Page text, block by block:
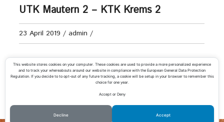
UTK Mautern 2 – KTK Krems 2
23 April 2019 / admin /
Damen Kreisliga D
UTK Mautern 2 – UTC Gedersdorf 2
UTC Emmersdorf 2 – UTK Mautern 2
This website stores cookies on your computer. These cookies are used to provide a more personalized experience
and to track your whereabouts around our website in compliance with the European General Data Protection
Regulation. If you decide to to opt-out of any future tracking, a cookie will be setup in your browser to remember this
choice for one year.
Accept or Deny
Decline Accept